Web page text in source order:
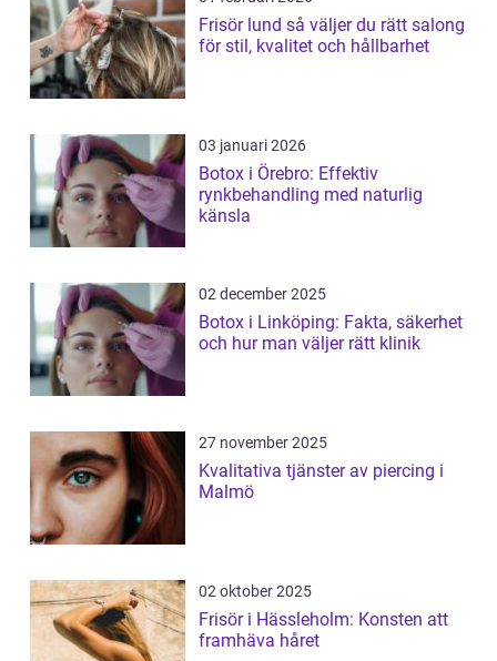
Frisör lund så väljer du rätt salong
för stil, kvalitet och hållbarhet
03 januari 2026
Botox i Örebro: Effektiv
rynkbehandling med naturlig
känsla
02 december 2025
Botox i Linköping: Fakta, säkerhet
och hur man väljer rätt klinik
27 november 2025
Kvalitativa tjänster av piercing i
Malmö
02 oktober 2025
Frisör i Hässleholm: Konsten att
framhäva håret